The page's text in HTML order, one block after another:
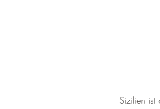
Sizilien ist